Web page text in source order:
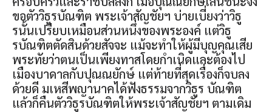
ขอตัววิธูรบัณฑิต พระเจ้าสัญชัยฯ บ่ายเบี่ยงว่าวิธู
รนั้นเปรียบเหมือนส่วนหนึ่งของพระองค์ แต่วิธู
รบัณฑิตตัดสินด้วยสัจจะ แม้จะทำให้ผู้มีบุญคุณเสีย
พระทัยว่าตนเป็นเพียงทาสโดยกำเนิดและต้องไป
เมืองบาดาลกับปุณณยักษ์ แต่ท้ายที่สุดเรื่องก็จบลง
ด้วยดี มเหสีพญานาคได้ฟังธรรมจากวิธูร บัณฑิต
แล้วก็คืนตัววิธูรบัณฑิตให้พระเจ้าสัญชัยฯ ตามเดิม